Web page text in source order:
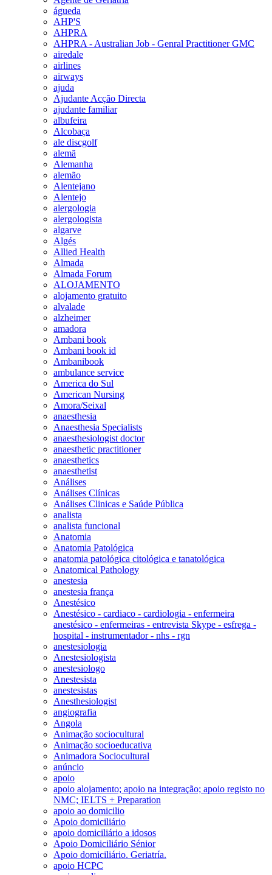
águeda
AHP'S
AHPRA
AHPRA - Australian Job - Genral Practitioner GMC
airedale
airlines
airways
ajuda
Ajudante Acção Directa
ajudante familiar
albufeira
Alcobaça
ale discgolf
alemã
Alemanha
alemão
Alentejano
Alentejo
alergologia
alergologista
algarve
Algés
Allied Health
Almada
Almada Forum
ALOJAMENTO
alojamento gratuito
alvalade
alzheimer
amadora
Ambani book
Ambani book id
Ambanibook
ambulance service
America do Sul
American Nursing
Amora/Seixal
anaesthesia
Anaesthesia Specialists
anaesthesiologist doctor
anaesthetic practitioner
anaesthetics
anaesthetist
Análises
Análises Clínicas
Análises Clinicas e Saúde Pública
analista
analista funcional
Anatomia
Anatomia Patológica
anatomia patológica citológica e tanatológica
Anatomical Pathology
anestesia
anestesia frança
Anestésico
Anestésico - cardiaco - cardiologia - enfermeira
anestésico - enfermeiras - entrevista Skype - esfrega -
hospital - instrumentador - nhs - rgn
anestesiologia
Anestesiologista
anestesiologo
Anestesista
anestesistas
Anesthesiologist
angiografia
Angola
Animação sociocultural
Animação socioeducativa
Animadora Sociocultural
anúncio
apoio
apoio alojamento; apoio na integração; apoio registo no
NMC; IELTS + Preparation
apoio ao domicilio
Apoio domiciliário
apoio domiciliário a idosos
Apoio Domiciliário Sénior
Apoio domiciliário. Geriatría.
apoio HCPC